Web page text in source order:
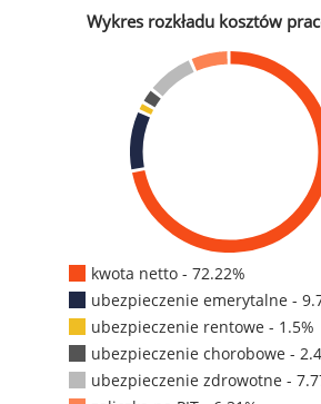
Wykres rozkładu kosztów
kwota netto - 72.22%
ubezpieczenie emerytalne -
ubezpieczenie rentowe - 1.5%
ubezpieczenie chorobowe -
ubezpieczenie zdrowotne -